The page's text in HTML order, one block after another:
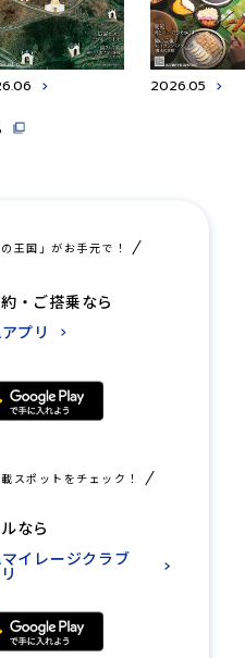
2026.05
王国」がお手元で！
・ご搭乗なら
プリ
スポットをチェック！
なら
イレージクラブ